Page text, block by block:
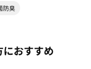
防臭
におすすめ